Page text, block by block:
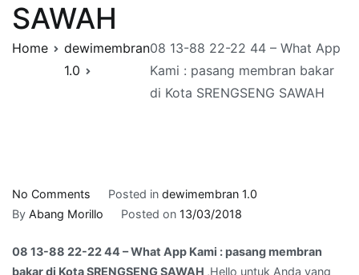
SAWAH
Home
dewimembran
1.0
08 13-88 22-22 44 – What App
Kami : pasang membran bakar
di Kota SRENGSENG SAWAH
No Comments
08
88
Posted in dewimembran 1.0
By Abang Morillo Posted on 13/03/2018
08 13-88 22-22 44 – What App Kami : pasang membran
bakar di Kota SRENGSENG SAWAH ,Hello untuk Anda yang